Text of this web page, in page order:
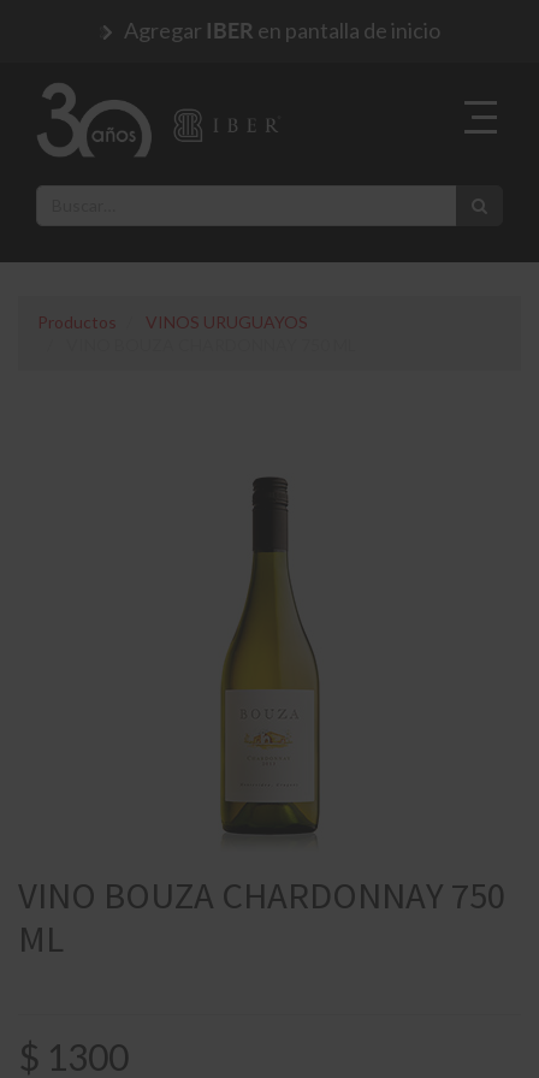
Agregar IBER en pantalla de inicio
Productos
VINOS URUGUAYOS
VINO BOUZA CHARDONNAY 750
ML
$ 1300